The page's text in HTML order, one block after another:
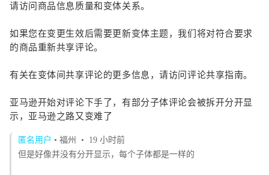
请访问商品信息质量和变体关系。
如果您在变更生效后需要更新变体主题，我们将对符合要求
的商品重新共享评论。
有关在变体间共享评论的更多信息，请访问评论共享指南。
亚马逊开始对评论下手了，有部分子体评论会被拆开分开显
示，亚马逊之路又变难了
匿名用户 • 福州
• 19 小时前
但是好像并没有分开显示，每个子体都是一样的